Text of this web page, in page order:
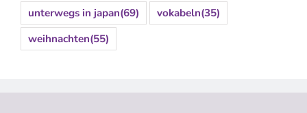
unterwegs in japan(69) vokabeln(35)
weihnachten(55)